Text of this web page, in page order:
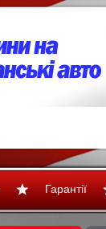
Гарантії